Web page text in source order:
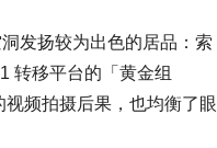
发扬较为出色的居品：索
转移平台的「黄金组
频拍摄后果，也均衡了眼